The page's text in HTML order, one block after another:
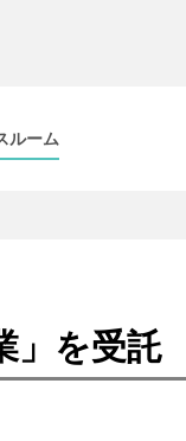
ルーム
」を受託